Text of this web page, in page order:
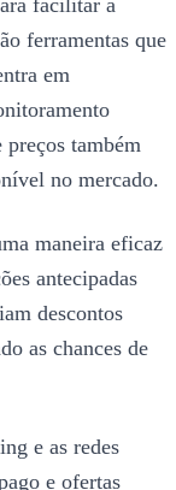
facilitar a
ferramentas que
em
também
no mercado.
maneira eficaz
antecipadas
descontos
as chances de
e as redes
e ofertas